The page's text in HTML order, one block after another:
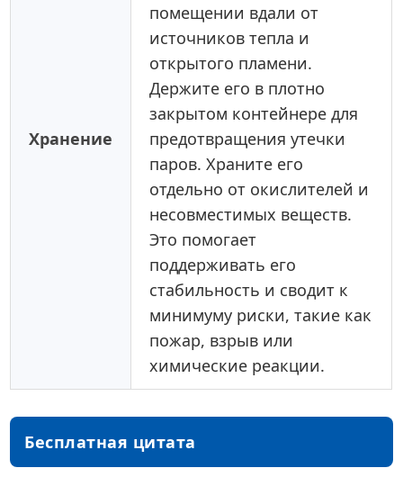
Хранение
помещении вдали от
источников тепла и
открытого пламени.
Держите его в плотно
закрытом контейнере для
предотвращения утечки
паров. Храните его
отдельно от окислителей и
несовместимых веществ.
Это помогает
поддерживать его
стабильность и сводит к
минимуму риски, такие как
пожар, взрыв или
химические реакции.
Бесплатная цитата